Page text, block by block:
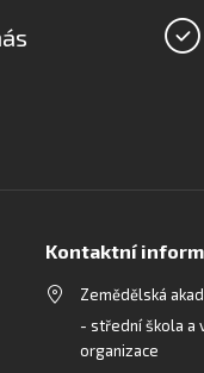
Kontaktní
Zemědělská
- střední škola a
organizace